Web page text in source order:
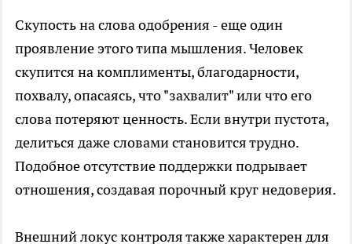
Скупость на слова одобрения - еще один
проявление этого типа мышления. Человек
скупится на комплименты, благодарности,
похвалу, опасаясь, что "захвалит" или что его
слова потеряют ценность. Если внутри пустота,
делиться даже словами становится трудно.
Подобное отсутствие поддержки подрывает
отношения, создавая порочный круг недоверия.
Внешний локус контроля также характерен для